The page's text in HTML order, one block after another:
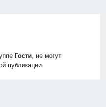
Гости, не могут
публикации.